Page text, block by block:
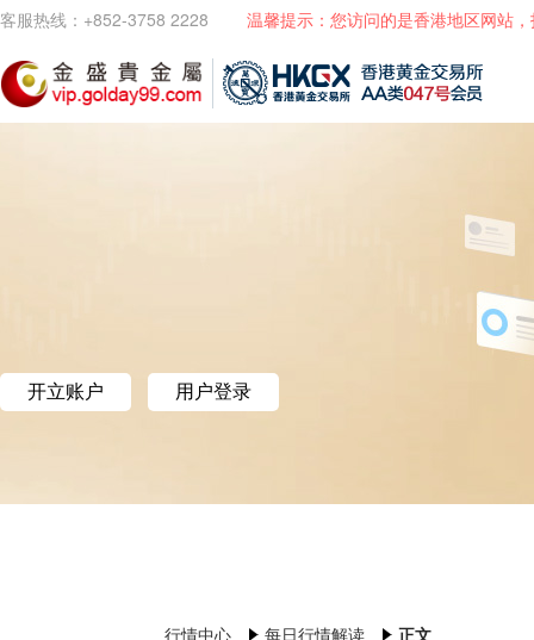
客服热线：+852-3758 2228 温馨提示：您访问的是香港地区网站
开立账户 用户登录
行情中心 每日行情解读 正文